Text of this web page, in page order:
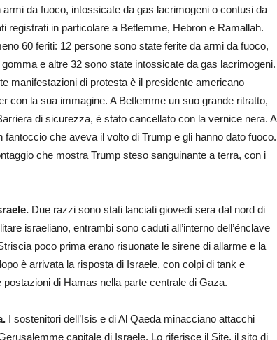
da fuoco, intossicate da gas lacrimogeni o contusi da
registrati in particolare a Betlemme, Hebron e Ramallah.
60 feriti: 12 persone sono state ferite da armi da fuoco,
e altre 32 sono state intossicate da gas lacrimogeni.
manifestazioni di protesta è il presidente americano
con la sua immagine. A Betlemme un suo grande ritratto,
di sicurezza, è stato cancellato con la vernice nera. A
che aveva il volto di Trump e gli hanno dato fuoco.
che mostra Trump steso sanguinante a terra, con i
Due razzi sono stati lanciati giovedì sera dal nord di
israeliano, entrambi sono caduti all’interno dell’énclave
poco prima erano risuonate le sirene di allarme e la
è arrivata la risposta di Israele, con colpi di tank e
di Hamas nella parte centrale di Gaza.
I sostenitori dell’Isis e di Al Qaeda minacciano attacchi
capitale di Israele. Lo riferisce il Site, il sito di